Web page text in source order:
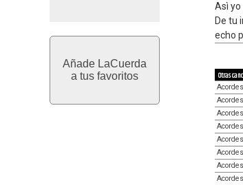
Añade LaCuerda
a tus favoritos
Asì yo
De tu
echo
Otras